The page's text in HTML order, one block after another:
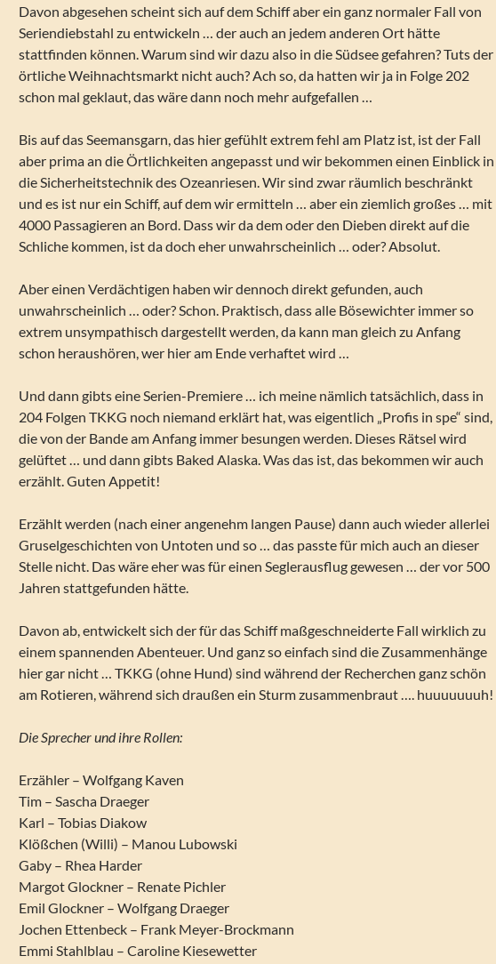
Davon abgesehen scheint sich auf dem Schiff aber ein ganz normaler Fall von
Seriendiebstahl zu entwickeln … der auch an jedem anderen Ort hätte
stattfinden können. Warum sind wir dazu also in die Südsee gefahren? Tuts der
örtliche Weihnachtsmarkt nicht auch? Ach so, da hatten wir ja in Folge 202
schon mal geklaut, das wäre dann noch mehr aufgefallen …
Bis auf das Seemansgarn, das hier gefühlt extrem fehl am Platz ist, ist der Fall
aber prima an die Örtlichkeiten angepasst und wir bekommen einen Einblick in
die Sicherheitstechnik des Ozeanriesen. Wir sind zwar räumlich beschränkt
und es ist nur ein Schiff, auf dem wir ermitteln … aber ein ziemlich großes … mit
4000 Passagieren an Bord. Dass wir da dem oder den Dieben direkt auf die
Schliche kommen, ist da doch eher unwahrscheinlich … oder? Absolut.
Aber einen Verdächtigen haben wir dennoch direkt gefunden, auch
unwahrscheinlich … oder? Schon. Praktisch, dass alle Bösewichter immer so
extrem unsympathisch dargestellt werden, da kann man gleich zu Anfang
schon heraushören, wer hier am Ende verhaftet wird …
Und dann gibts eine Serien-Premiere … ich meine nämlich tatsächlich, dass in
204 Folgen TKKG noch niemand erklärt hat, was eigentlich „Profis in spe“ sind,
die von der Bande am Anfang immer besungen werden. Dieses Rätsel wird
gelüftet … und dann gibts Baked Alaska. Was das ist, das bekommen wir auch
erzählt. Guten Appetit!
Erzählt werden (nach einer angenehm langen Pause) dann auch wieder allerlei
Gruselgeschichten von Untoten und so … das passte für mich auch an dieser
Stelle nicht. Das wäre eher was für einen Seglerausflug gewesen … der vor 500
Jahren stattgefunden hätte.
Davon ab, entwickelt sich der für das Schiff maßgeschneiderte Fall wirklich zu
einem spannenden Abenteuer. Und ganz so einfach sind die Zusammenhänge
hier gar nicht … TKKG (ohne Hund) sind während der Recherchen ganz schön
am Rotieren, während sich draußen ein Sturm zusammenbraut …. huuuuuuuh!
Die Sprecher und ihre Rollen:
Erzähler – Wolfgang Kaven
Tim – Sascha Draeger
Karl – Tobias Diakow
Klößchen (Willi) – Manou Lubowski
Gaby – Rhea Harder
Margot Glockner – Renate Pichler
Emil Glockner – Wolfgang Draeger
Jochen Ettenbeck – Frank Meyer-Brockmann
Emmi Stahlblau – Caroline Kiesewetter